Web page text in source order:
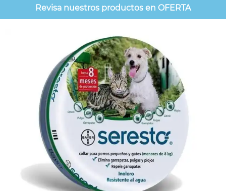
Revisa nuestros productos en OFERTA